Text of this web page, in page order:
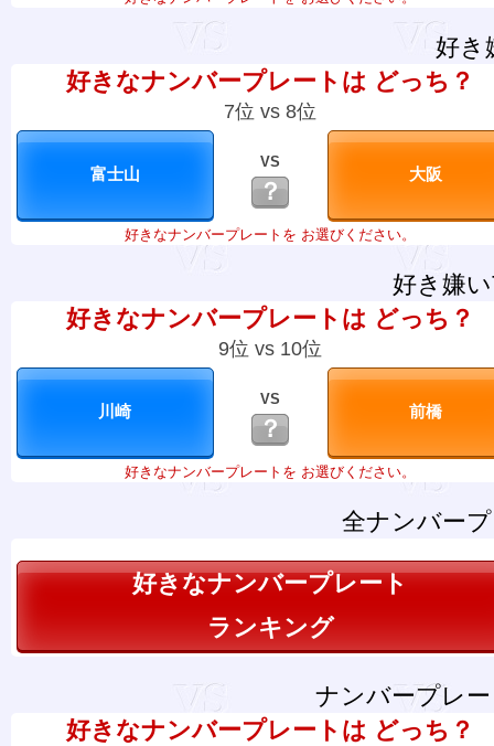
好き
好きなナンバープレートは どっち？
7位 vs 8位
VS
？
好きなナンバープレートを お選びください。
好き嫌
好きなナンバープレートは どっち？
9位 vs 10位
VS
？
好きなナンバープレートを お選びください。
全ナンバー
好きなナンバープレート
ランキング
ナンバープレ
好きなナンバープレートは どっち？